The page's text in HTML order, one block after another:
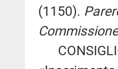
(1150).